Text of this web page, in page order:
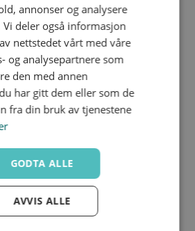
S6BEU-PE-E-063
50
87
115.3
S6BEU-PE-E-075
65
annonser og analysere
deler også informasjon
nettstedet vårt med våre
og analysepartnere som
den med annen
har gitt dem eller som de
fra din bruk av tjenestene
GODTA ALLE
AVVIS ALLE